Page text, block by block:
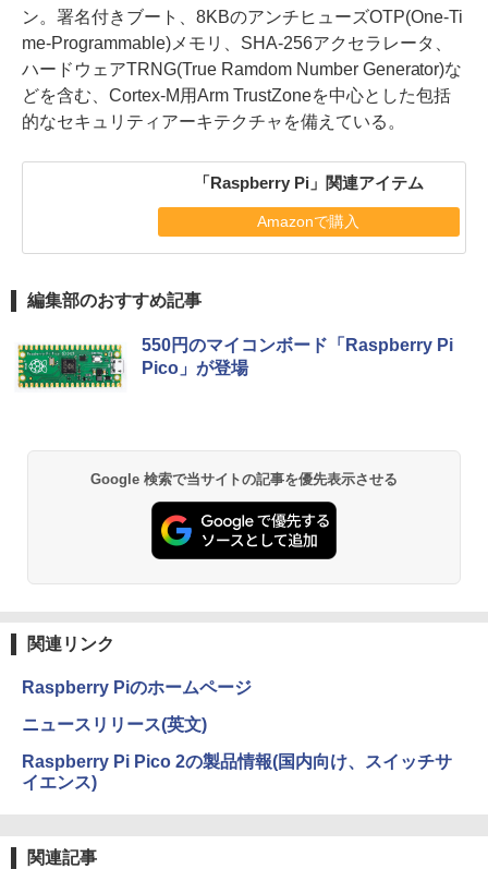
ン。署名付きブート、8KBのアンチヒューズOTP(One-Ti
me-Programmable)メモリ、SHA-256アクセラレータ、
ハードウェアTRNG(True Ramdom Number Generator)な
どを含む、Cortex-M用Arm TrustZoneを中心とした包括
的なセキュリティアーキテクチャを備えている。
「Raspberry Pi」関連アイテム
Amazonで購入
編集部のおすすめ記事
550円のマイコンボード「Raspberry Pi
Pico」が登場
Google 検索で当サイトの記事を優先表示させる
関連リンク
Raspberry Piのホームページ
ニュースリリース(英文)
Raspberry Pi Pico 2の製品情報(国内向け、スイッチサ
イエンス)
関連記事